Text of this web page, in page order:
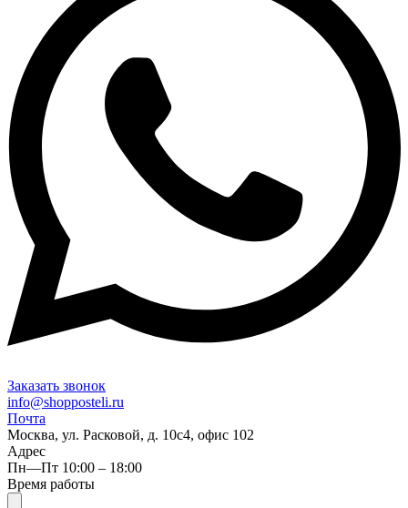
Заказать звонок
info@shopposteli.ru
Почта
Москва, ул. Расковой, д. 10с4, офис 102
Адрес
Пн—Пт 10:00 – 18:00
Время работы